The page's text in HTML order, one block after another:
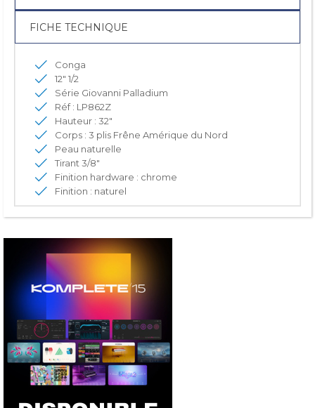
FICHE TECHNIQUE
Conga
12" 1/2
Série Giovanni Palladium
Réf : LP862Z
Hauteur : 32"
Corps : 3 plis Frêne Amérique du Nord
Peau naturelle
Tirant 3/8"
Finition hardware : chrome
Finition : naturel